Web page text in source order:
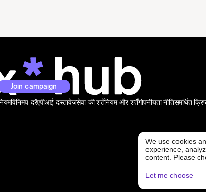
Join campaign
विनिमय दरेंएपीआई दस्तावेज़सेवा की शर्तेंनियम और शर्तेंगोपनीयता नीतिसमर्थित
We use cookies
experience,
content. Please
Let me choose